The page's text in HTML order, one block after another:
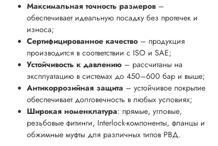
Максимальная точность размеров –
обеспечивает идеальную посадку без протечек и
износа;
Сертифицированное качество – продукция
производится в соответствии с ISO и SAE;
Устойчивость к давлению – рассчитаны на
эксплуатацию в системах до 450–600 бар и выше;
Антикоррозийная защита – устойчивое покрытие
обеспечивает долговечность в любых условиях;
Широкая номенклатура: прямые, угловые,
резьбовые фитинги, Interlock-компоненты, фланцы и
обжимные муфты для различных типов РВД.